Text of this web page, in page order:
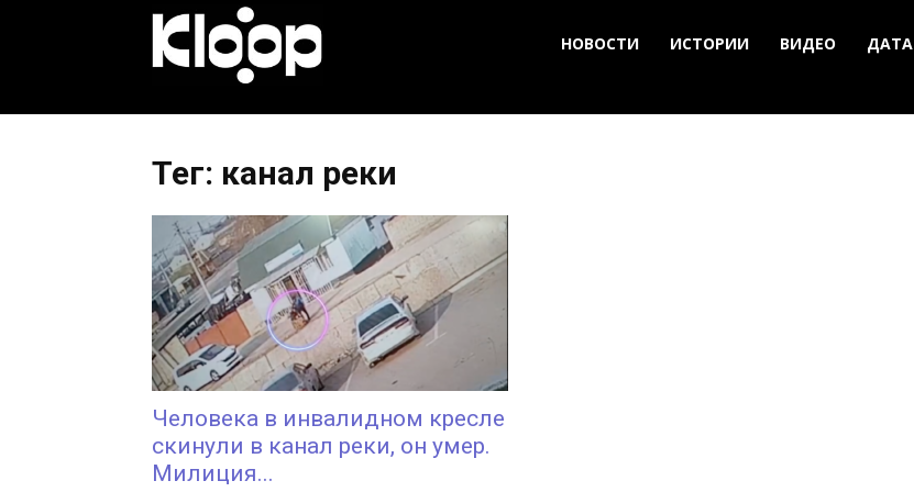
Новости
Кыргызстана
НОВОСТИ ИСТОРИИ ВИДЕО ДАТА
Тег: канал реки
Человека в инвалидном кресле
скинули в канал реки, он умер.
Милиция...